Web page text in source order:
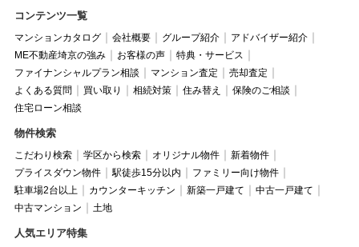
コンテンツ一覧
マンションカタログ 会社概要 グループ紹介
アドバイザー紹介
ME不動産埼京の強み
お客様の声
特典・サービス
ファイナンシャルプラン相談
マンション査定
売却査定
よくある質問
買い取り 相続対策 住み替え
保険のご相談
住宅ローン相談
物件検索
こだわり検索 学区から検索 オリジナル物件
新着物件
プライスダウン物件
駅徒歩15分以内
ファミリー向け物件
駐車場2台以上
カウンターキッチン 新築一戸建て
中古一戸建て
中古マンション
土地
人気エリア特集